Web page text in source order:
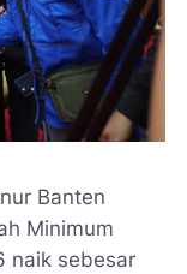
Banten
Minimum
naik sebesar